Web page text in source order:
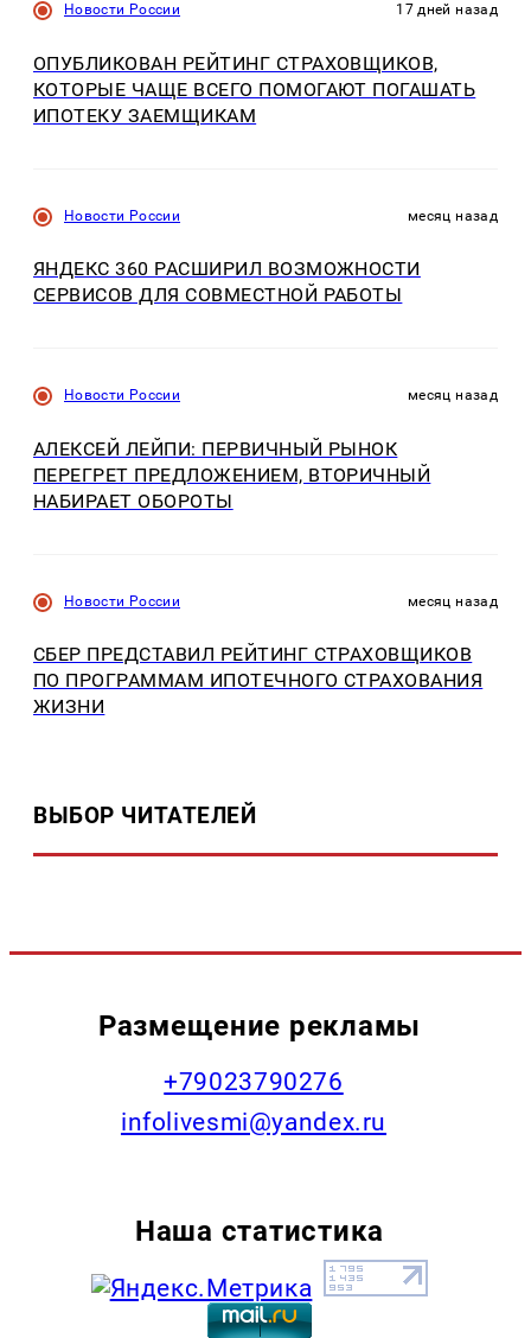
Новости России 17 дней назад
ОПУБЛИКОВАН РЕЙТИНГ СТРАХОВЩИКОВ,
КОТОРЫЕ ЧАЩЕ ВСЕГО ПОМОГАЮТ ПОГАШАТЬ
ИПОТЕКУ ЗАЕМЩИКАМ
Новости России месяц назад
ЯНДЕКС 360 РАСШИРИЛ ВОЗМОЖНОСТИ
СЕРВИСОВ ДЛЯ СОВМЕСТНОЙ РАБОТЫ
Новости России месяц назад
АЛЕКСЕЙ ЛЕЙПИ: ПЕРВИЧНЫЙ РЫНОК
ПЕРЕГРЕТ ПРЕДЛОЖЕНИЕМ, ВТОРИЧНЫЙ
НАБИРАЕТ ОБОРОТЫ
Новости России месяц назад
СБЕР ПРЕДСТАВИЛ РЕЙТИНГ СТРАХОВЩИКОВ
ПО ПРОГРАММАМ ИПОТЕЧНОГО СТРАХОВАНИЯ
ЖИЗНИ
ВЫБОР ЧИТАТЕЛЕЙ
Размещение рекламы
+79023790276
infolivesmi@yandex.ru
Наша статистика